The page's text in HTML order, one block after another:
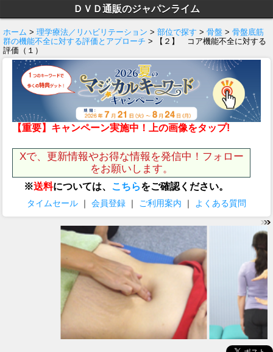
ＤＶＤ通販のジャパンライム
ホーム > 理学療法／リハビリテーション > 部位で探す > 骨盤 > 骨盤底筋
群の機能不全に対する評価とアプローチ > 【２】 コア機能不全に対する
評価（１）
【重要】キャンペーン実施中！上の画像をタップ!
Xで、更新情報やお得な情報を発信中！フォロー
をお願いします。
※送料については、 こちらをご確認ください。
タイムセール ｜ 会員登録 ｜ ご利用案内 ｜ よくある質問